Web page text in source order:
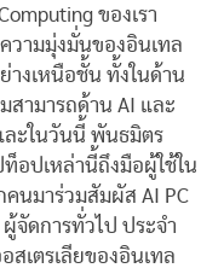
ของเรา
วามมุ่งมั่นของอินเทล
งเหนือชั้น ทั้งในด้าน
สามารถด้าน AI และ
ละในวันนี้ พันธมิตร
อปเหล่านี้ถึงมือผู้ใช้ใน
นมาร่วมสัมผัส AI PC
จัดการทั่วไป ประจำ
สเตรเลียของอินเทล